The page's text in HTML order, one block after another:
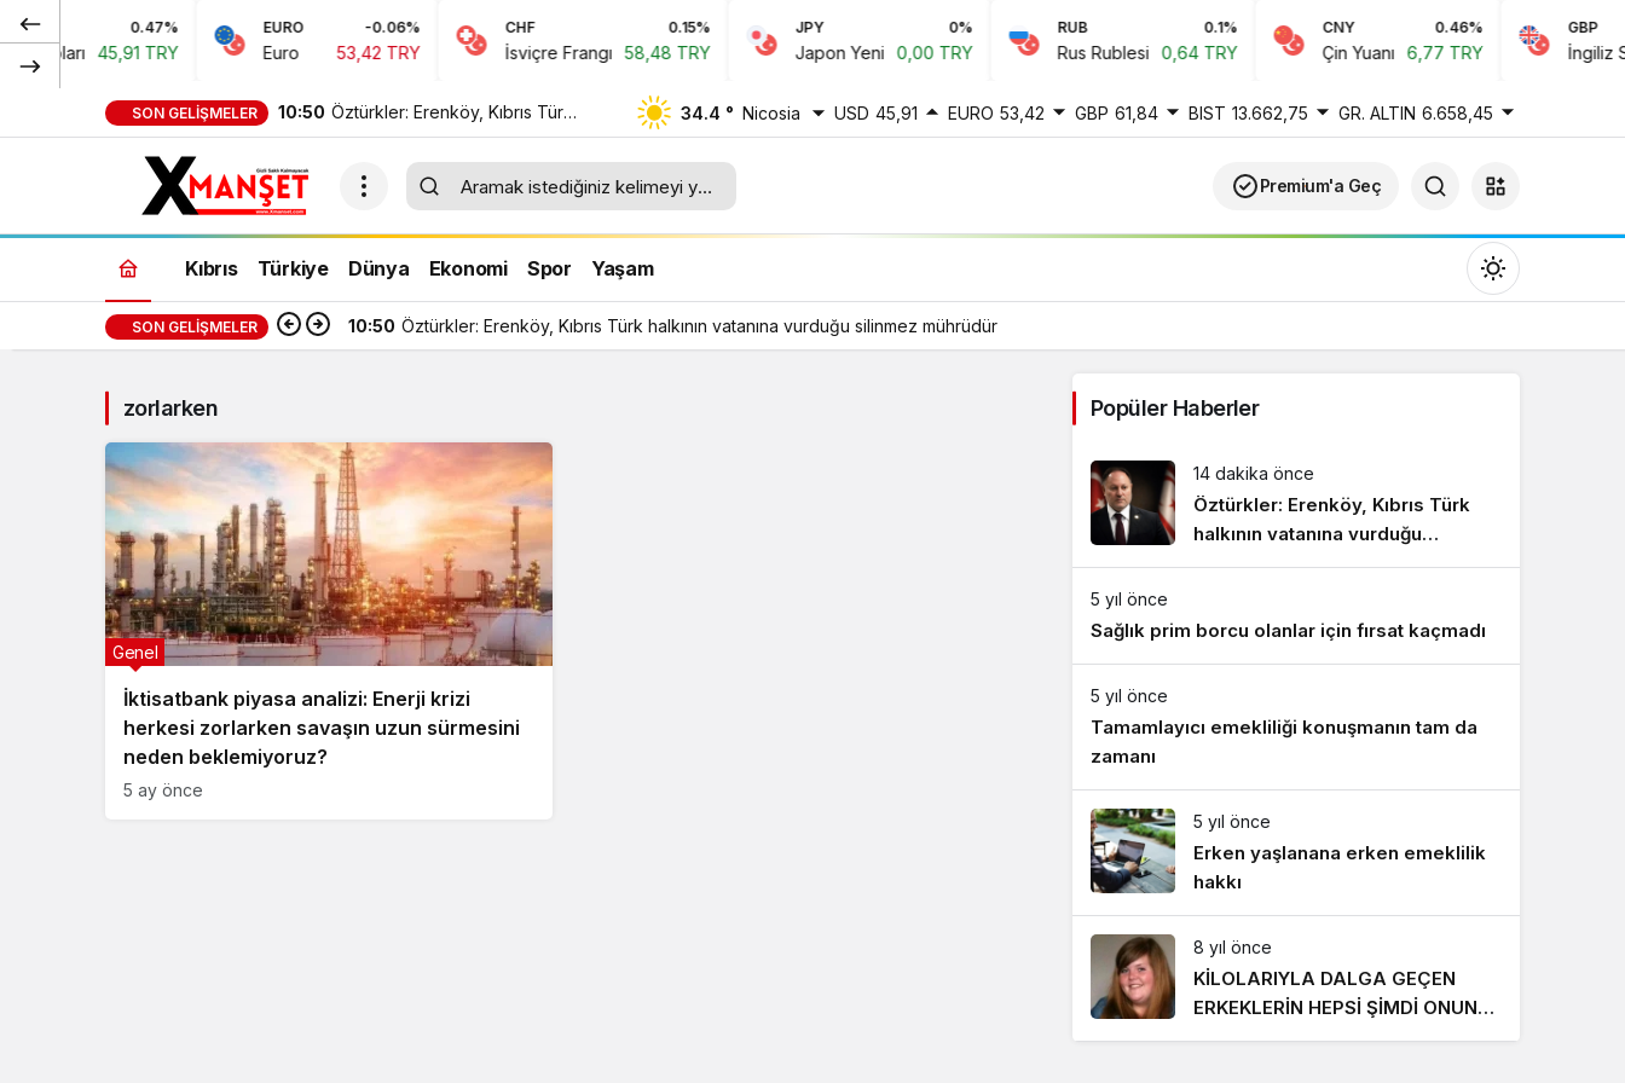
0.47%
45,91 TRY
EURO -0.06%
Euro 53,42 TRY
CHF 0.15%
İsviçre Frangı 58,48 TRY Japon Yeni 0,00 TRY
RUB 0.1%
Rus Rublesi 0,64 TRY
CNY 0.46%
Çin Yuanı 6,77 TRY
GBP
İngiliz
SON GELIŞMELER 10:50 Öztürkler: Erenköy, Kıbrıs Türk
halkının vatanına vurduğu
silinmez mührüdür
34.4 ° Nicosia USD 45,91 EURO 53,42 GBP 61,84 BIST 13.662,75 GR. ALTIN 6.658,45
Premium'a Geç
Kıbrıs Türkiye Dünya Ekonomi Spor Yaşam
Gündüz modunu seçin.
SON GELIŞMELER 10:50 Öztürkler: Erenköy, Kıbrıs Türk halkının vatanına vurduğu silinmez mührüdür
zorlarken
İktisatbank piyasa analizi: Enerji krizi
herkesi zorlarken savaşın uzun sürmesini
neden beklemiyoruz?
Genel
5 ay önce
Popüler Haberler
14 dakika önce
Öztürkler: Erenköy, Kıbrıs Türk
halkının vatanına vurduğu
silinmez mührüdür
5 yıl önce
Sağlık prim borcu olanlar için fırsat kaçmadı
5 yıl önce
Tamamlayıcı emekliliği konuşmanın tam da
zamanı
5 yıl önce
Erken yaşlanana erken emeklilik
hakkı
8 yıl önce
KİLOLARIYLA DALGA GEÇEN
ERKEKLERİN HEPSİ ŞİMDİ ONUN
PEŞİNDE! SON HALİ İNANILMAZ